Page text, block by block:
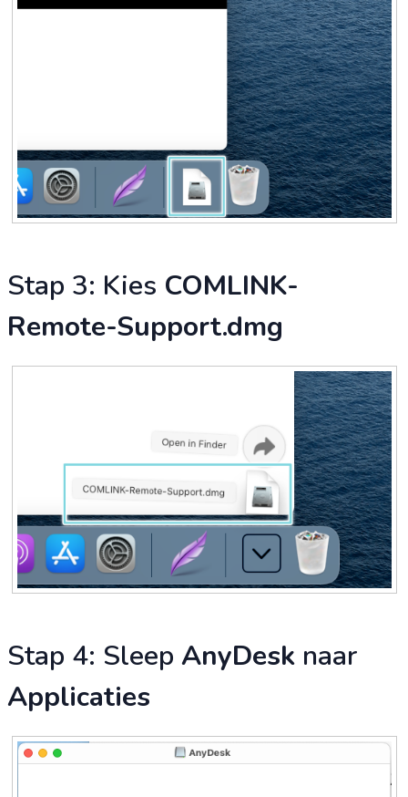
Stap 3: Kies COMLINK-
Remote-Support.dmg
Stap 4: Sleep AnyDesk naar
Applicaties